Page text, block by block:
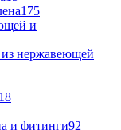
175
и
из нержавеющей
18
и фитинги92